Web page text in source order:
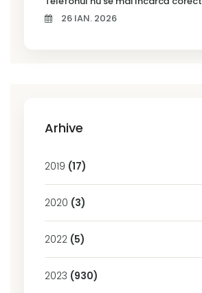
26 IAN. 2026
Arhive
2019 (17)
2020 (3)
2022 (5)
2023 (930)